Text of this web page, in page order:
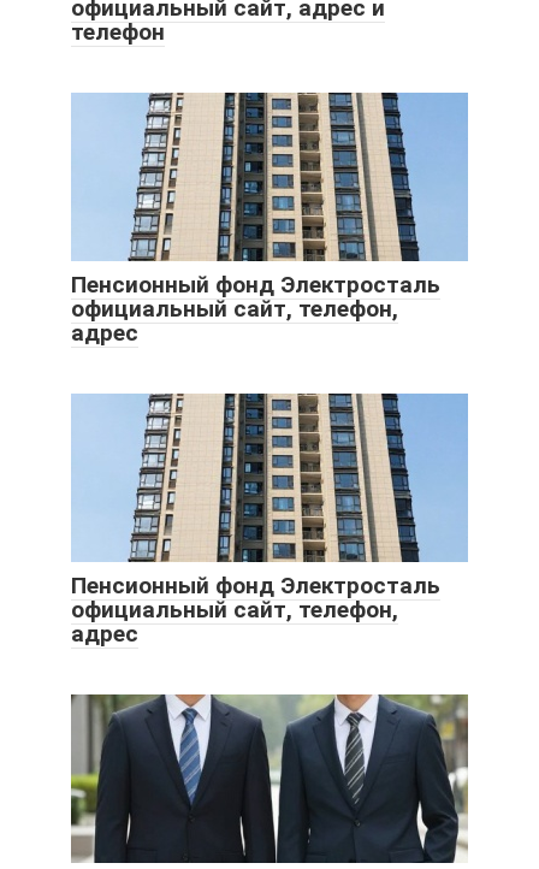
официальный сайт, адрес и
телефон
Пенсионный фонд Электросталь
официальный сайт, телефон,
адрес
Пенсионный фонд Электросталь
официальный сайт, телефон,
адрес